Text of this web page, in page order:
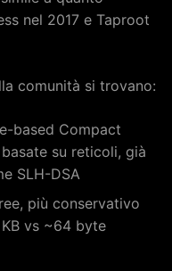
nel 2017 e Taproot
comunità si trovano:
based Compact
su reticoli, già
SLH-DSA
più conservativo
vs ~64 byte